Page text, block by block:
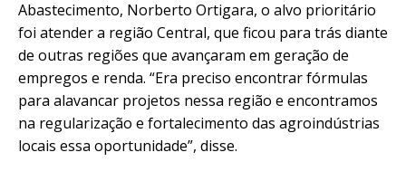
Abastecimento, Norberto Ortigara, o alvo prioritário
foi atender a região Central, que ficou para trás diante
de outras regiões que avançaram em geração de
empregos e renda. “Era preciso encontrar fórmulas
para alavancar projetos nessa região e encontramos
na regularização e fortalecimento das agroindústrias
locais essa oportunidade”, disse.